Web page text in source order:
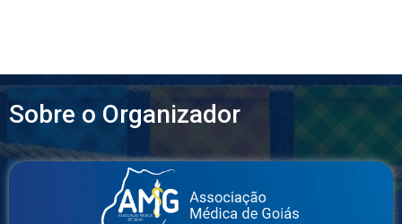
Sobre o Organizador